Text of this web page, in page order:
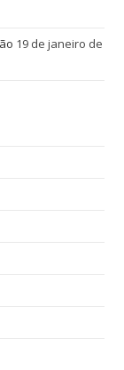
19 de janeiro de